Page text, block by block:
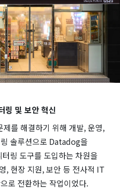
및 보안 혁신
를 해결하기 위해 개발, 운영,
솔루션으로 Datadog을
링 도구를 도입하는 차원을
, 현장 지원, 보안 등 전사적 IT
로 전환하는 작업이었다.